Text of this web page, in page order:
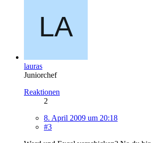
lauras
Juniorchef
Reaktionen
2
8. April 2009 um 20:18
#3